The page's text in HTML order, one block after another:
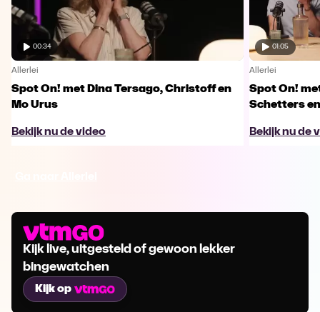
00:34
Allerlei
Spot On! met Dina Tersago, Christoff en
Mo Urus
Bekijk nu de video
01:05
Allerlei
Spot On!
Schetters
Bekijk nu de
Kijk live, uitgesteld of gewoon lekker
bingewatchen
Kijk op